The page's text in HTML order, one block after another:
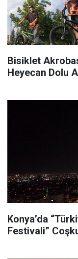
Bisiklet
Heyecan Dolu
Konya’da
Festivali”